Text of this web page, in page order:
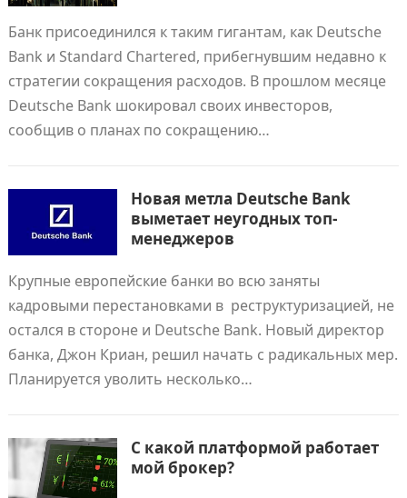
Банк присоединился к таким гигантам, как Deutsche
Bank и Standard Chartered, прибегнувшим недавно к
стратегии сокращения расходов. В прошлом месяце
Deutsche Bank шокировал своих инвесторов,
сообщив о планах по сокращению…
Новая метла Deutsche Bank
выметает неугодных топ-
менеджеров
Крупные европейские банки во всю заняты
кадровыми перестановками в реструктуризацией, не
остался в стороне и Deutsche Bank. Новый директор
банка, Джон Криан, решил начать с радикальных мер.
Планируется уволить несколько…
С какой платформой работает
мой брокер?